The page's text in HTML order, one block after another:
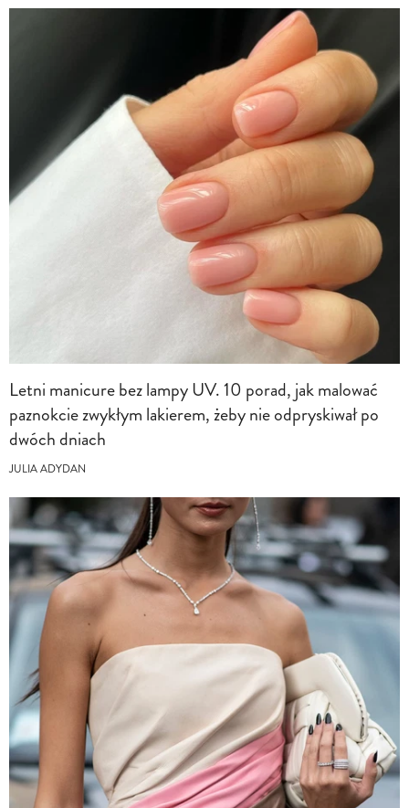
Letni manicure bez lampy UV. 10 porad, jak malować
paznokcie zwykłym lakierem, żeby nie odpryskiwał po
dwóch dniach
JULIA ADYDAN